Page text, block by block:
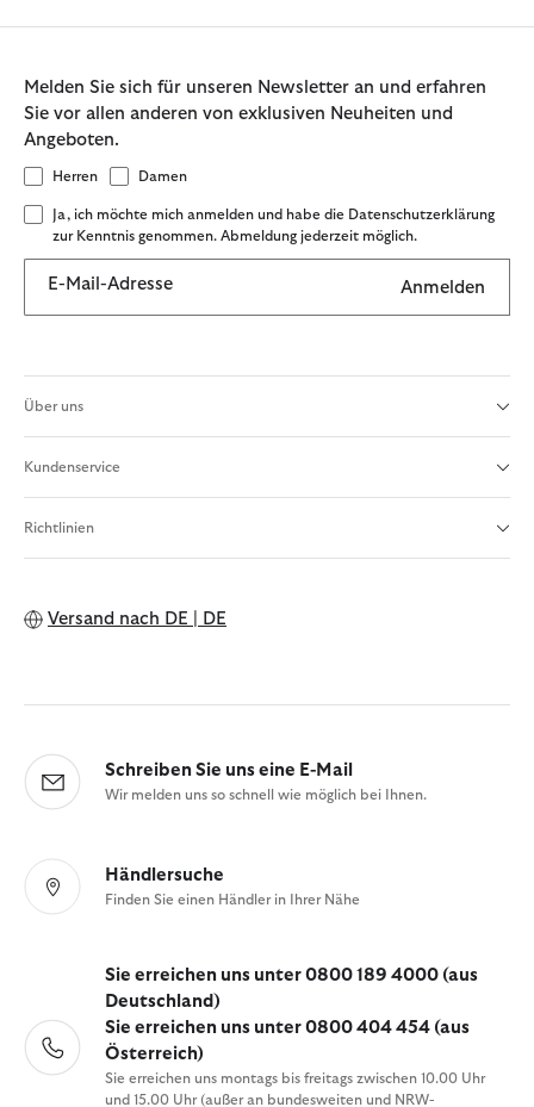
Melden Sie sich für unseren Newsletter an und erfahren
Sie vor allen anderen von exklusiven Neuheiten und
Angeboten.
Herren Damen
Ja, ich möchte mich anmelden und habe die Datenschutzerklärung
zur Kenntnis genommen. Abmeldung jederzeit möglich.
E-Mail-Adresse Anmelden
Über uns
Kundenservice
Richtlinien
Versand nach DE | DE
Schreiben Sie uns eine E-Mail
Wir melden uns so schnell wie möglich bei Ihnen.
Händlersuche
Finden Sie einen Händler in Ihrer Nähe
Sie erreichen uns unter 0800 189 4000 (aus
Deutschland)
Sie erreichen uns unter 0800 404 454 (aus
Österreich)
Sie erreichen uns montags bis freitags zwischen 10.00 Uhr
und 15.00 Uhr (außer an bundesweiten und NRW-